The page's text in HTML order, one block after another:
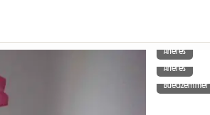
Aneres
Aneres
Buedzëmmer